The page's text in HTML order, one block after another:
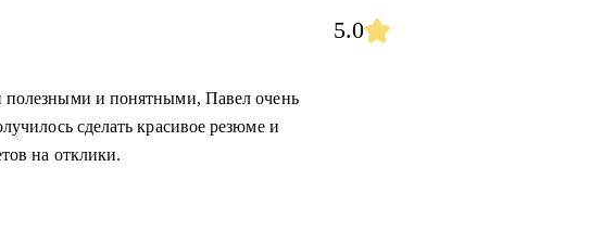
5.0
и понятными, Павел очень
сделать красивое резюме и
на отклики.